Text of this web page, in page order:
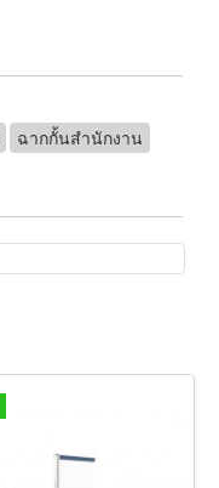
ฉากกั้นสำนักงาน